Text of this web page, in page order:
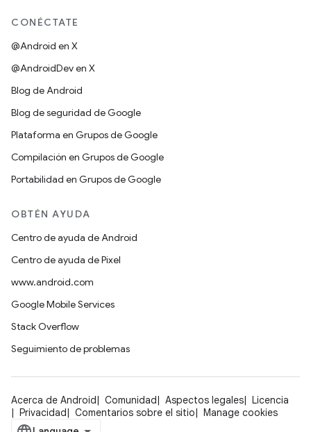
CONÉCTATE
@Android en X
@AndroidDev en X
Blog de Android
Blog de seguridad de Google
Plataforma en Grupos de Google
Compilación en Grupos de Google
Portabilidad en Grupos de Google
OBTÉN AYUDA
Centro de ayuda de Android
Centro de ayuda de Pixel
www.android.com
Google Mobile Services
Stack Overflow
Seguimiento de problemas
Acerca de Android Comunidad Aspectos legales
Licencia
Privacidad
Comentarios sobre el sitio Manage cookies